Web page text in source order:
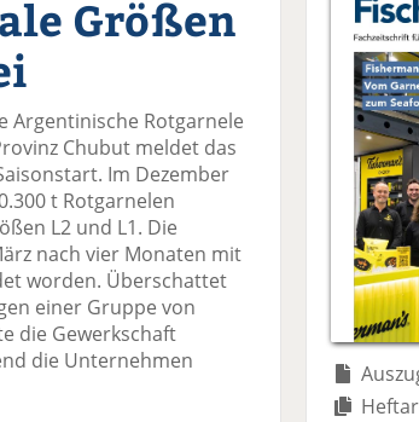
el
ac
e
b
o
o
k
te
il
e
n
el
er
n
el
n
k
e
te
il
e
el
m
ai
l
se
n
el
e
n
Größen
Argentinische Rotgarnele
Chubut meldet das
Im Dezember
t Rotgarnelen
L2 und L1. Die
nach vier Monaten mit
worden. Überschattet
einer Gruppe von
die Gewerkschaft
die Unternehmen